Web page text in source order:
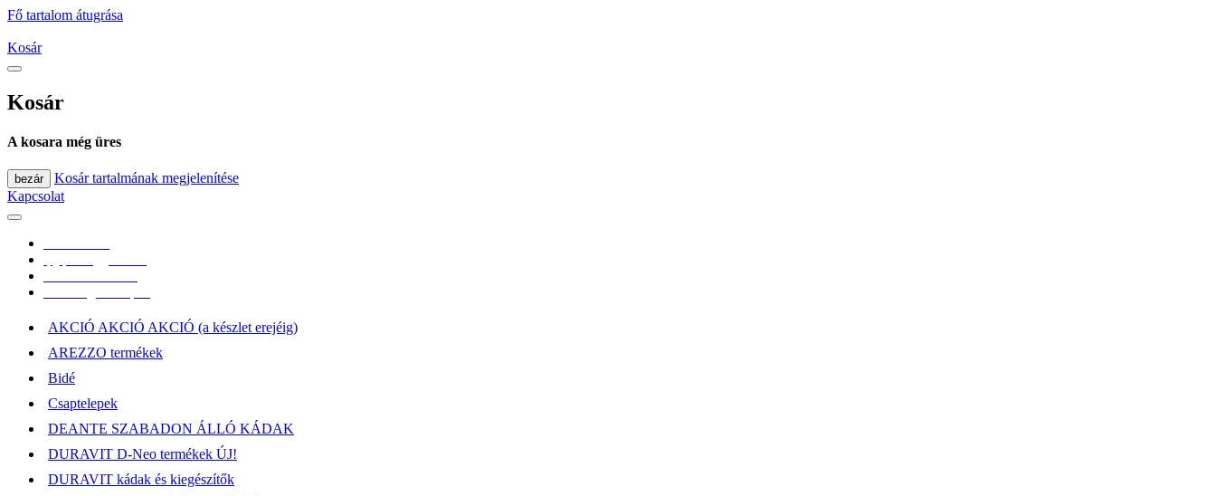
Fő tartalom átugrása
Kosár
Kosár
A kosara még üres
bezár
Kosár tartalmának megjelenítése
Kapcsolat
AKCIÓ AKCIÓ AKCIÓ (a készlet erejéig)
AREZZO termékek
Bidé
Csaptelepek
DEANTE SZABADON ÁLLÓ KÁDAK
DURAVIT D-Neo termékek ÚJ!
DURAVIT kádak és kiegészítők